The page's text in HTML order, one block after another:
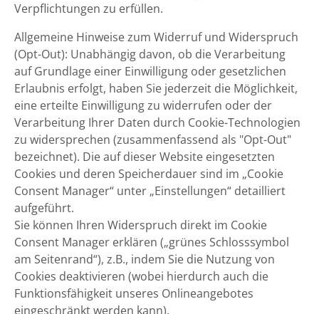
Verpflichtungen zu erfüllen.
Allgemeine Hinweise zum Widerruf und Widerspruch
(Opt-Out): Unabhängig davon, ob die Verarbeitung
auf Grundlage einer Einwilligung oder gesetzlichen
Erlaubnis erfolgt, haben Sie jederzeit die Möglichkeit,
eine erteilte Einwilligung zu widerrufen oder der
Verarbeitung Ihrer Daten durch Cookie-Technologien
zu widersprechen (zusammenfassend als "Opt-Out"
bezeichnet). Die auf dieser Website eingesetzten
Cookies und deren Speicherdauer sind im „Cookie
Consent Manager“ unter „Einstellungen“ detailliert
aufgeführt.
Sie können Ihren Widerspruch direkt im Cookie
Consent Manager erklären („grünes Schlosssymbol
am Seitenrand“), z.B., indem Sie die Nutzung von
Cookies deaktivieren (wobei hierdurch auch die
Funktionsfähigkeit unseres Onlineangebotes
eingeschränkt werden kann).